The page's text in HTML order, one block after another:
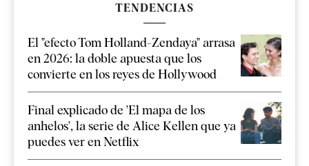
TENDENCIAS
El "efecto Tom Holland-Zendaya" arrasa
en 2026: la doble apuesta que los
convierte en los reyes de Hollywood
Final explicado de 'El mapa de los
anhelos', la serie de Alice Kellen que ya
puedes ver en Netflix